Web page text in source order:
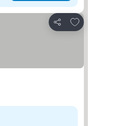
Compartir
Añadir a